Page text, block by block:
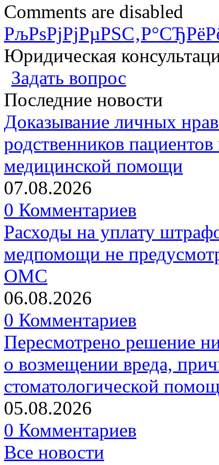
Comments are disabled
Юридическая
Задать вопрос
Последние новости
Доказывание личных
родственников
медицинской помощи
07.08.2026
0 Комментариев
Расходы на уплату
медпомощи не
ОМС
06.08.2026
0 Комментариев
Пересмотрено решение
о возмещении вреда,
стоматологической
05.08.2026
0 Комментариев
Все новости